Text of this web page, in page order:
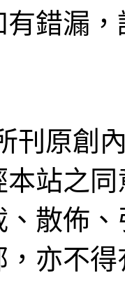
錯漏
刊原創
站之
散佈
亦不